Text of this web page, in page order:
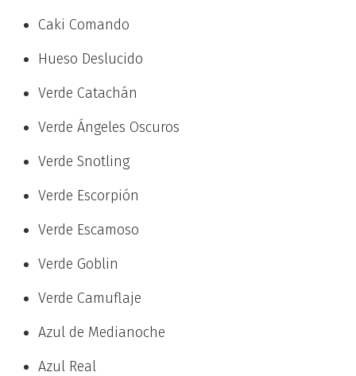
Caki Comando
Hueso Deslucido
Verde Catachán
Verde Ángeles Oscuros
Verde Snotling
Verde Escorpión
Verde Escamoso
Verde Goblin
Verde Camuflaje
Azul de Medianoche
Azul Real